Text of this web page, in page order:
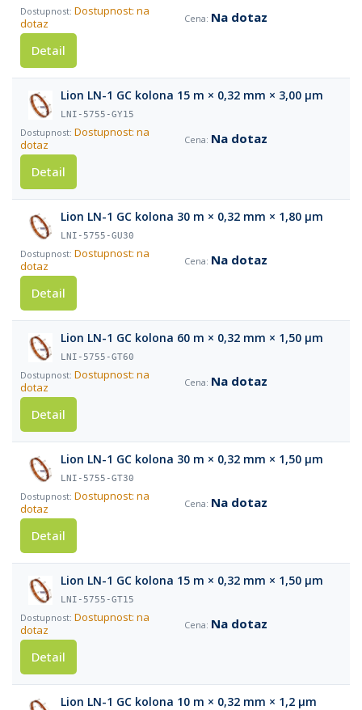
Dostupnost: na
dotaz
Na dotaz
Detail
Lion LN-1 GC kolona 15 m × 0,32 mm × 3,00 µm
LNI-5755-GY15
Dostupnost: na
dotaz
Na dotaz
Detail
Lion LN-1 GC kolona 30 m × 0,32 mm × 1,80 µm
LNI-5755-GU30
Dostupnost: na
dotaz
Na dotaz
Detail
Lion LN-1 GC kolona 60 m × 0,32 mm × 1,50 µm
LNI-5755-GT60
Dostupnost: na
dotaz
Na dotaz
Detail
Lion LN-1 GC kolona 30 m × 0,32 mm × 1,50 µm
LNI-5755-GT30
Dostupnost: na
dotaz
Na dotaz
Detail
Lion LN-1 GC kolona 15 m × 0,32 mm × 1,50 µm
LNI-5755-GT15
Dostupnost: na
dotaz
Na dotaz
Detail
Lion LN-1 GC kolona 10 m × 0,32 mm × 1,2 µm